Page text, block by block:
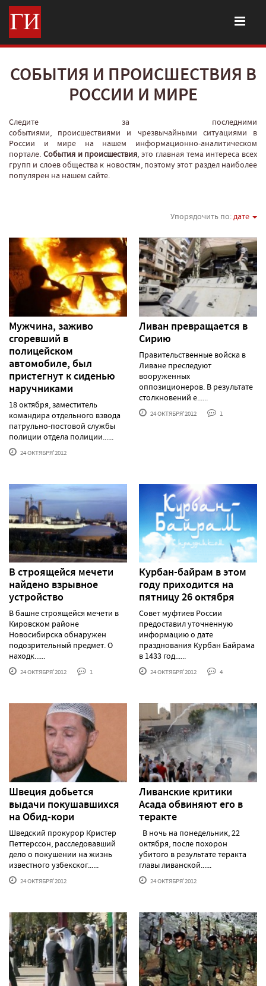
СОБЫТИЯ И ПРОИСШЕСТВИЯ В
РОССИИ И МИРЕ
Следите за последними
событиями, происшествиями и чрезвычайными ситуациями в
России и мире на нашем информационно-аналитическом
портале. События и происшествия, это главная тема интереса всех
групп и слоев общества к новостям, поэтому этот раздел наиболее
популярен на нашем сайте.
Упорядочить по:дате
Мужчина, заживо
сгоревший в
полицейском
автомобиле, был
пристегнут к сиденью
наручниками
18 октября, заместитель
командира отдельного взвода
патрульно-постовой службы
полиции отдела полиции......
24 ОКТЯБРЯ'2012
Ливан превращается в
Сирию
Правительственные войска в
Ливане преследуют
вооруженных
оппозиционеров. В результате
столкновений е......
24 ОКТЯБРЯ'2012 1
В строящейся мечети
найдено взрывное
устройство
В башне строящейся мечети в
Кировском районе
Новосибирска обнаружен
подозрительный предмет. О
находк......
24 ОКТЯБРЯ'2012 1
Курбан-байрам в этом
году приходится на
пятницу 26 октября
Совет муфтиев России
предоставил уточненную
информацию о дате
празднования Курбан Байрама
в 1433 год......
24 ОКТЯБРЯ'2012 4
Швеция добьется
выдачи покушавшихся
на Обид-кори
Шведский прокурор Кристер
Петтерссон, расследовавший
дело о покушении на жизнь
известного узбекског......
24 ОКТЯБРЯ'2012
Ливанские критики
Асада обвиняют его в
теракте
В ночь на понедельник, 22
октября, после похорон
убитого в результате теракта
главы ливанской......
24 ОКТЯБРЯ'2012